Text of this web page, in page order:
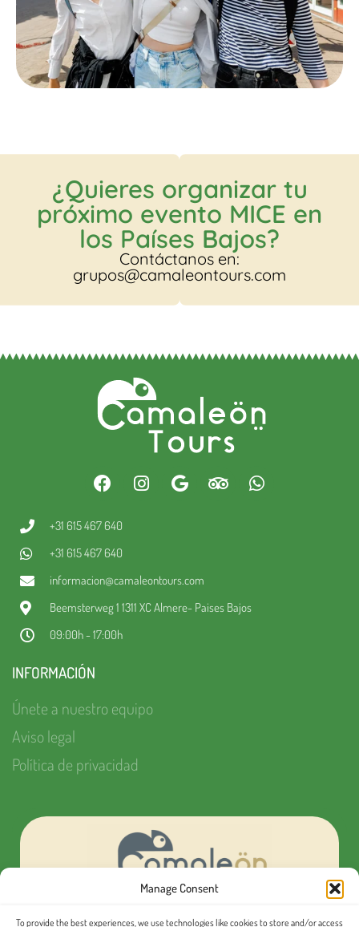
Manage Consent
To provide the best experiences, we use technologies like cookies to store and/or access
¿Quieres organizar tu
próximo evento MICE en
los Países Bajos?
Contáctanos en:
grupos@camaleontours.com
+31 615 467 640
+31 615 467 640
informacion@camaleontours.com
Beemsterweg 1 1311 XC Almere- Paises Bajos
09:00h - 17:00h
INFORMACIÓN
Únete a nuestro equipo
Aviso legal
Política de privacidad